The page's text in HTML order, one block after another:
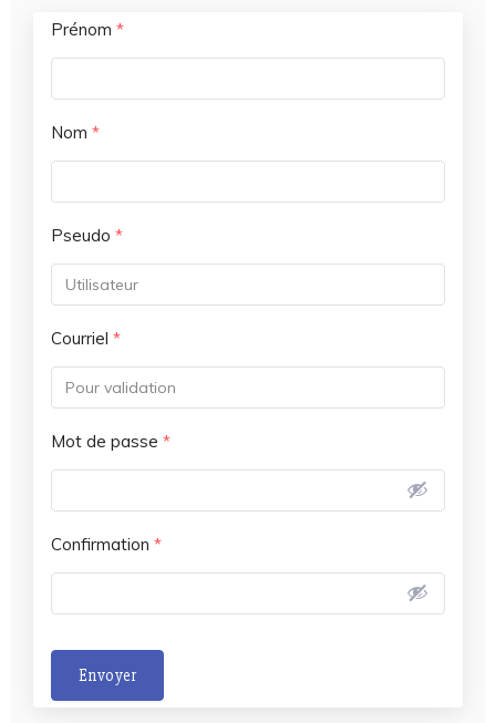
Prénom *
Nom *
Pseudo *
Courriel *
Mot de passe *
Confirmation *
Envoyer